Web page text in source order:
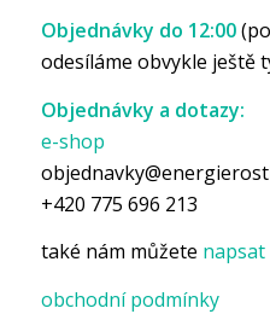
Objednávky do 12:00
odesíláme obvykle ještě
Objednávky a dotazy:
e-shop
+420 775 696 213
také nám můžete
obchodní podmínky